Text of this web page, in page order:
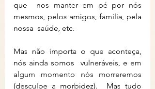
que  nos manter em pé por nós
mesmos, pelos amigos, família, pela
nossa  saúde, etc.
Mas não importa o que aconteça,
nós ainda somos  vulneráveis, e em
algum momento nós morreremos
(desculpe a morbidez).  Mas tudo